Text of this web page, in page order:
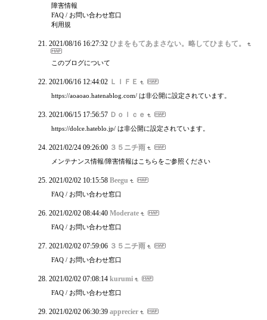
障害情報
FAQ / お問い合わせ窓口
利用規
2021/08/16 16:27:32 ひまをもてあまさない。略してひまもて。
このブログについて
2021/06/16 12:44:02 ＬＩＦＥ
https://aoaoao.hatenablog.com/ は非公開に設定されています。
2021/06/15 17:56:57 Ｄｏｌｃｅ
https://dolce.hateblo.jp/ は非公開に設定されています。
2021/02/24 09:26:00 ３５ニチ雨
メンテナンス情報/障害情報はこちらをご参照ください
2021/02/02 10:15:58 Beegu
FAQ / お問い合わせ窓口
2021/02/02 08:44:40 Moderate
FAQ / お問い合わせ窓口
2021/02/02 07:59:06 ３５ニチ雨
FAQ / お問い合わせ窓口
2021/02/02 07:08:14 kurumi
FAQ / お問い合わせ窓口
2021/02/02 06:30:39 apprecier